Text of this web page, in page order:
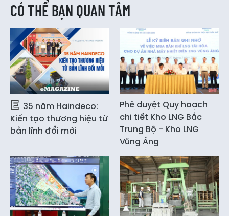
CÓ THỂ BẠN QUAN TÂM
35 năm Haindeco:
Kiến tạo thương hiệu từ
bản lĩnh đổi mới
Phê duyệt Quy hoạch
chi tiết Kho LNG Bắc
Trung Bộ - Kho LNG
Vũng Áng